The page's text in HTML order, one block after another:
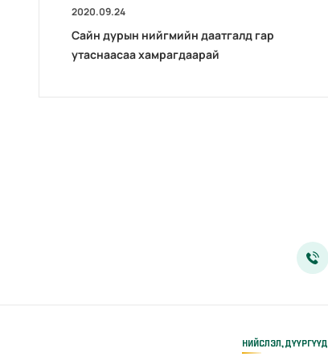
2020.09.24
Сайн дурын нийгмийн даатгалд гар
утаснаасаа хамрагдаарай
НИЙСЛЭЛ, ДҮҮРГҮҮД